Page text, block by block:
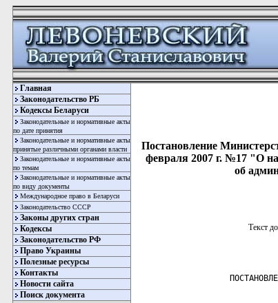
Главная
Законодательство РБ
Кодексы Беларуси
Законодательные и нормативные акты
по дате принятия
Законодательные и нормативные акты
принятые различными органами власти
Законодательные и нормативные акты
по темам
Законодательные и нормативные акты
по виду документы
Международное право в Беларуси
Законодательство СССР
Законы других стран
Кодексы
Законодательство РФ
Право Украины
Полезные ресурсы
Контакты
Новости сайта
Поиск документа
Постановление
февраля 2007 г. №17 "О
об
Текст